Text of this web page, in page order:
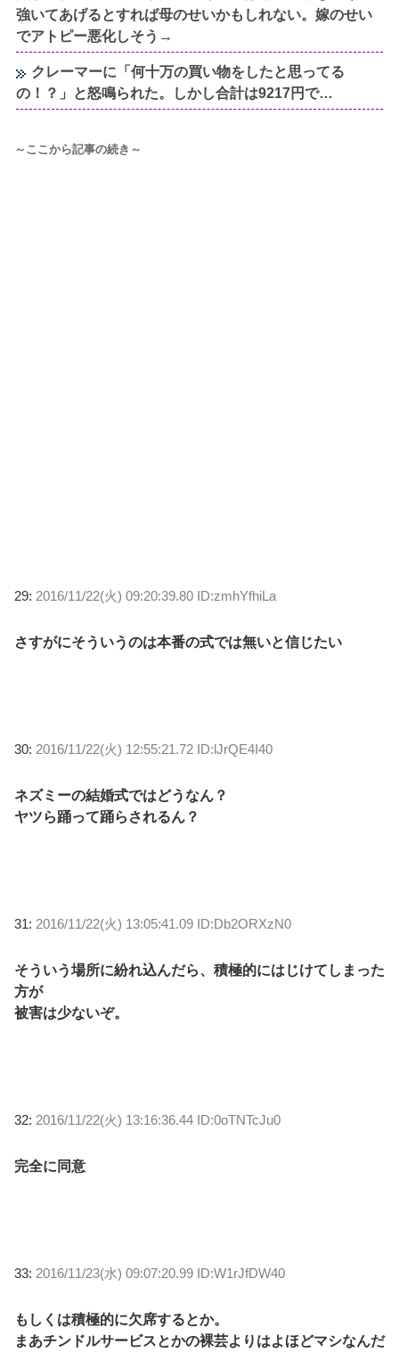
強いてあげるとすれば母のせいかもしれない。嫁のせい
でアトピー悪化しそう→
クレーマーに「何十万の買い物をしたと思ってる
の！？」と怒鳴られた。しかし合計は9217円で…
～ここから記事の続き～
29: 2016/11/22(火) 09:20:39.80 ID:zmhYfhiLa
さすがにそういうのは本番の式では無いと信じたい
30: 2016/11/22(火) 12:55:21.72 ID:lJrQE4I40
ネズミーの結婚式ではどうなん？
ヤツら踊って踊らされるん？
31: 2016/11/22(火) 13:05:41.09 ID:Db2ORXzN0
そういう場所に紛れ込んだら、積極的にはじけてしまった
方が
被害は少ないぞ。
32: 2016/11/22(火) 13:16:36.44 ID:0oTNTcJu0
完全に同意
33: 2016/11/23(水) 09:07:20.99 ID:W1rJfDW40
もしくは積極的に欠席するとか。
まあチンドルサービスとかの裸芸よりはよほどマシなんだ